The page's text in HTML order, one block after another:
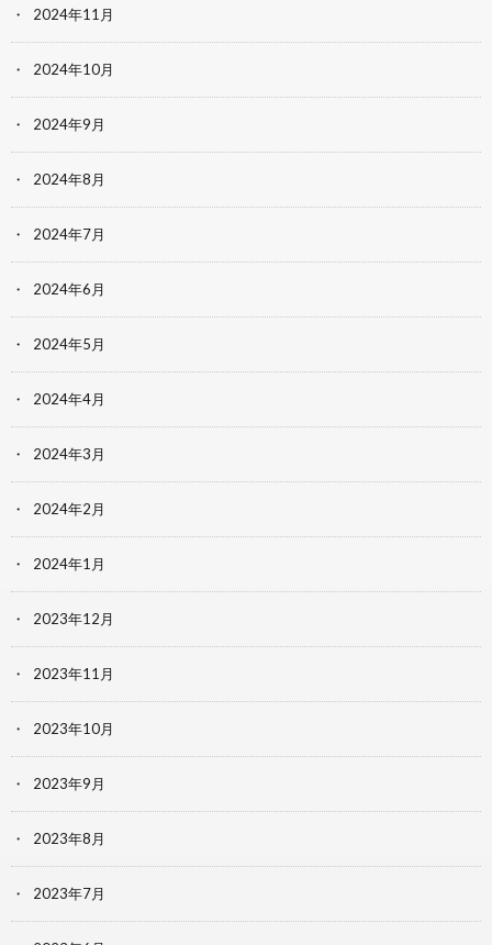
2024年11月
2024年10月
2024年9月
2024年8月
2024年7月
2024年6月
2024年5月
2024年4月
2024年3月
2024年2月
2024年1月
2023年12月
2023年11月
2023年10月
2023年9月
2023年8月
2023年7月